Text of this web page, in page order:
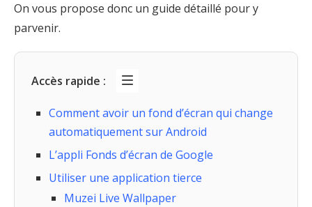
On vous propose donc un guide détaillé pour y
parvenir.
Accès rapide :
Comment avoir un fond d’écran qui change
automatiquement sur Android
L’appli Fonds d’écran de Google
Utiliser une application tierce
Muzei Live Wallpaper